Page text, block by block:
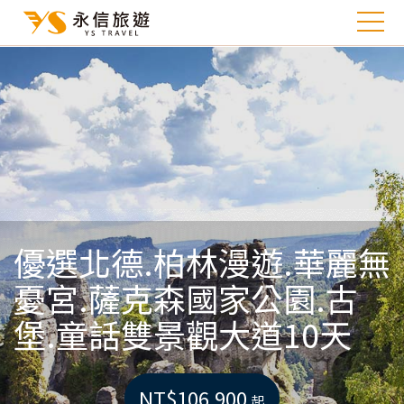
優選北德.柏林漫遊.華麗無
憂宮.薩克森國家公園.古
堡.童話雙景觀大道10天
NT$106,900